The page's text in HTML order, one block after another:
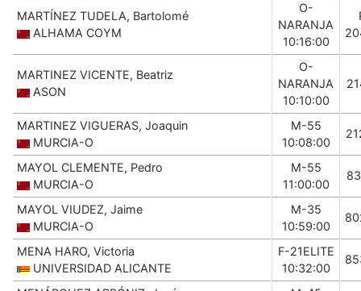
MARTÍNEZ TUDELA, Bartolomé
ALHAMA COYM
O-
NARANJA
10:16:00
MARTINEZ VICENTE, Beatriz
ASON
O-
NARANJA
10:10:00
MARTINEZ VIGUERAS, Joaquin
MURCIA-O
M-55
10:08:00
MAYOL CLEMENTE, Pedro
MURCIA-O
M-55
11:00:00
MAYOL VIUDEZ, Jaime
MURCIA-O
M-35
10:59:00
MENA HARO, Victoria
UNIVERSIDAD ALICANTE
F-21ELITE
10:32:00